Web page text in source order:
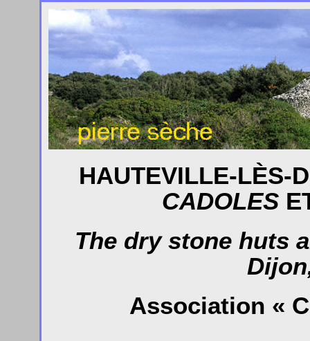
HAUTEVILLE-LÈS-
CADOLES
The dry stone huts
Association «